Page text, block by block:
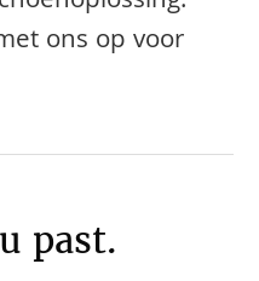
ons op voor
past.